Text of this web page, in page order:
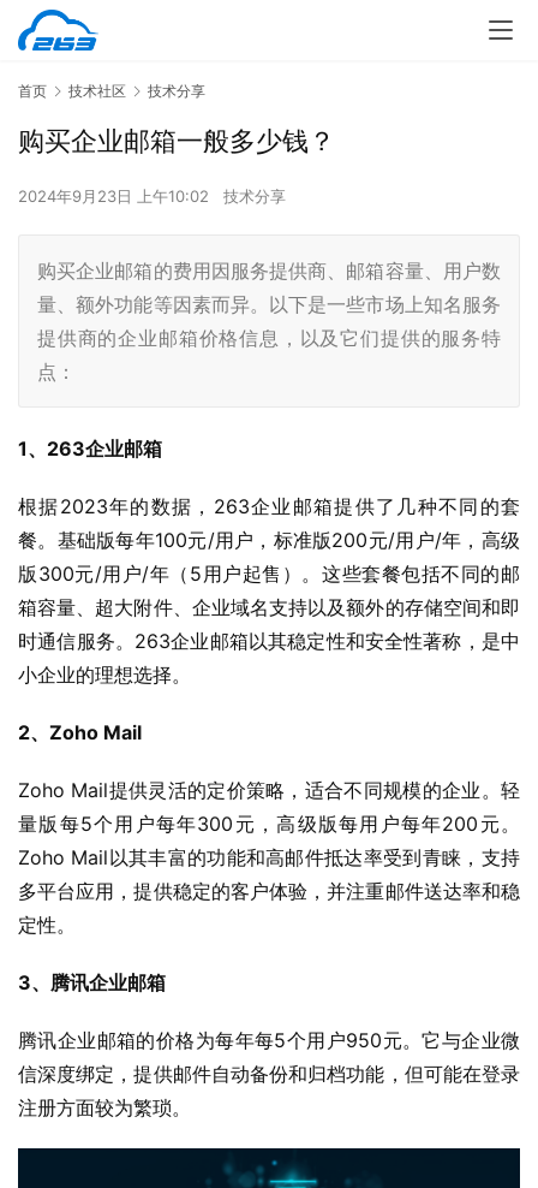
首页 技术社区 技术分享
购买企业邮箱一般多少钱？
2024年9月23日 上午10:02 技术分享
购买企业邮箱的费用因服务提供商、邮箱容量、用户数
量、额外功能等因素而异。以下是一些市场上知名服务
提供商的企业邮箱价格信息，以及它们提供的服务特
点：
1、263企业邮箱
根据2023年的数据，263企业邮箱提供了几种不同的套
餐。基础版每年100元/用户，标准版200元/用户/年，高级
版300元/用户/年（5用户起售）。这些套餐包括不同的邮
箱容量、超大附件、企业域名支持以及额外的存储空间和即
时通信服务。263企业邮箱以其稳定性和安全性著称，是中
小企业的理想选择。
2、Zoho Mail
Zoho Mail提供灵活的定价策略，适合不同规模的企业。轻
量版每5个用户每年300元，高级版每用户每年200元。
Zoho Mail以其丰富的功能和高邮件抵达率受到青睐，支持
多平台应用，提供稳定的客户体验，并注重邮件送达率和稳
定性。
3、腾讯企业邮箱
腾讯企业邮箱的价格为每年每5个用户950元。它与企业微
信深度绑定，提供邮件自动备份和归档功能，但可能在登录
注册方面较为繁琐。